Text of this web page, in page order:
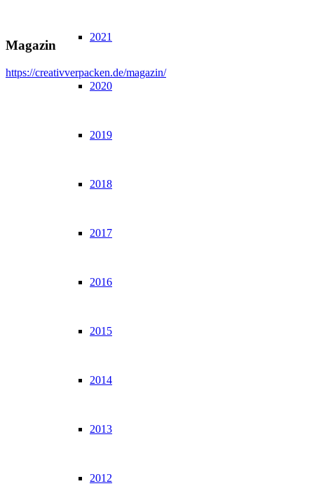
2021
2020
2019
2018
2017
2016
2015
2014
2013
2012
Magazin
https://creativverpacken.de/magazin/